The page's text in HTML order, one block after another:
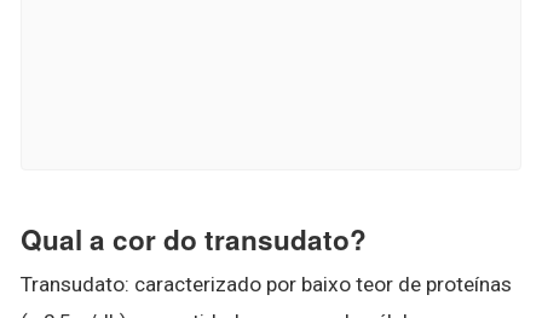
Qual a cor do transudato?
Transudato: caracterizado por baixo teor de proteínas